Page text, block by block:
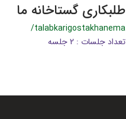
طلبکاری گستاخانه ما
/talabkarigostakhanema
تعداد جلسات : 2 جلسه